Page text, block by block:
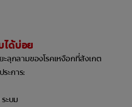
ได้บ่อย
ะลุกลามของโรคเหงือกที่สังเกต
ะการ:
ะบม